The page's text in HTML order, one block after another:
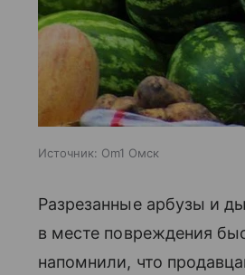
Источник: Om1 Омск
Разрезанные арбузы и
в месте повреждения
напомнили, что